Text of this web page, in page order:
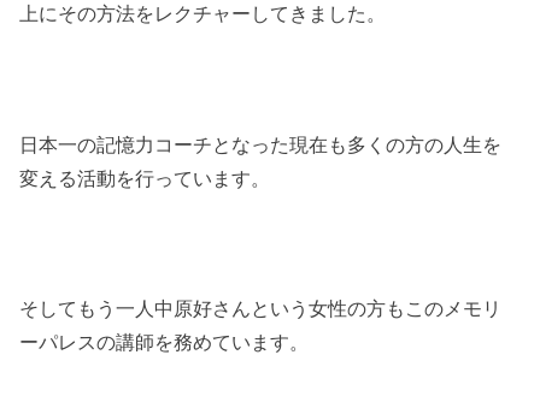
上にその方法をレクチャーしてきました。
日本一の記憶力コーチとなった現在も多くの方の人生を
変える活動を行っています。
そしてもう一人中原好さんという女性の方もこのメモリ
ーパレスの講師を務めています。